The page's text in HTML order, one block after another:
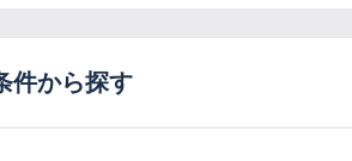
件から探す